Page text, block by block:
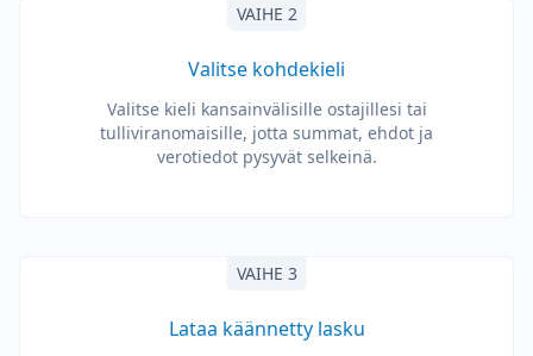
VAIHE 2
Valitse kohdekieli
Valitse kieli kansainvälisille ostajillesi tai
tulliviranomaisille, jotta summat, ehdot ja
verotiedot pysyvät selkeinä.
VAIHE 3
Lataa käännetty lasku